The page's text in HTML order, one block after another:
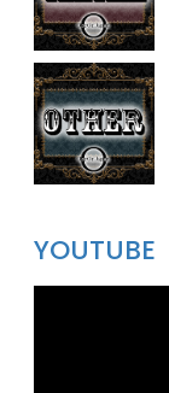
YOUTUBE